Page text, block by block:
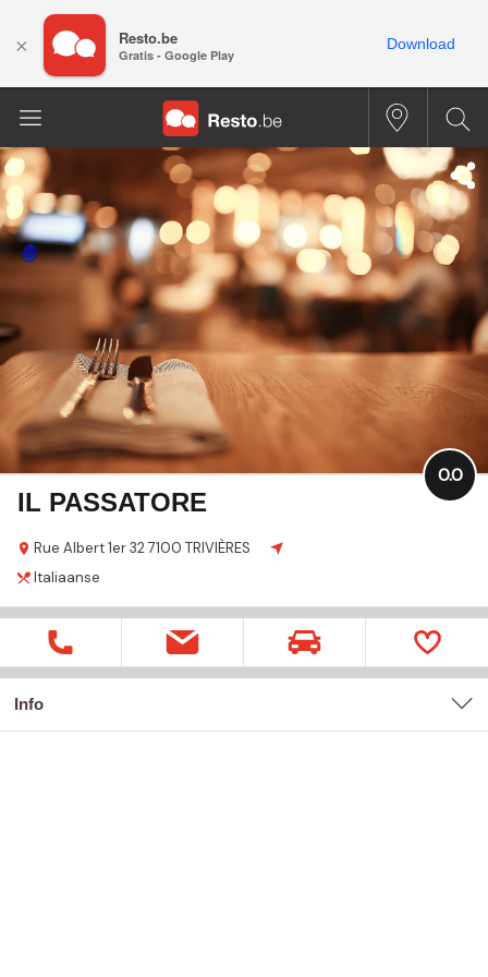
IL PASSATORE
Rue Albert 1er327100 TRIVIÈRES
0.0
Italiaanse
Info
× Resto.be
Gratis - Google Play
Download